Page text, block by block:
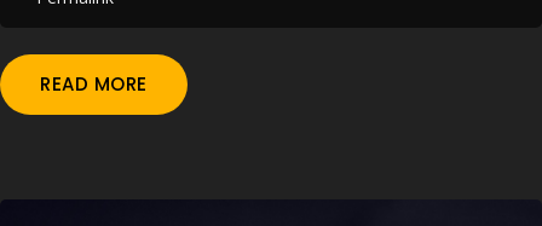
READ MORE